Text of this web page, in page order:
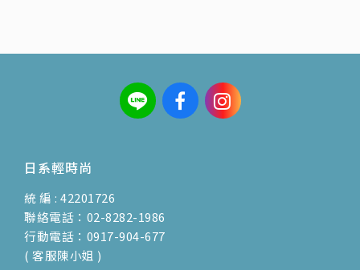
日系輕時尚
統 編 : 42201726
聯絡電話：02-8282-1986
行動電話：0917-904-677
( 客服陳小姐 )